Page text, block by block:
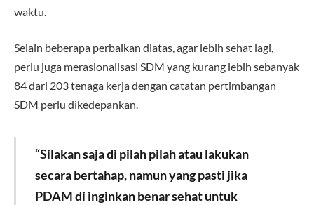
waktu.
Selain beberapa perbaikan diatas, agar lebih sehat lagi,
perlu juga merasionalisasi SDM yang kurang lebih sebanyak
84 dari 203 tenaga kerja dengan catatan pertimbangan
SDM perlu dikedepankan.
“Silakan saja di pilah pilah atau lakukan
secara bertahap, namun yang pasti jika
PDAM di inginkan benar sehat untuk